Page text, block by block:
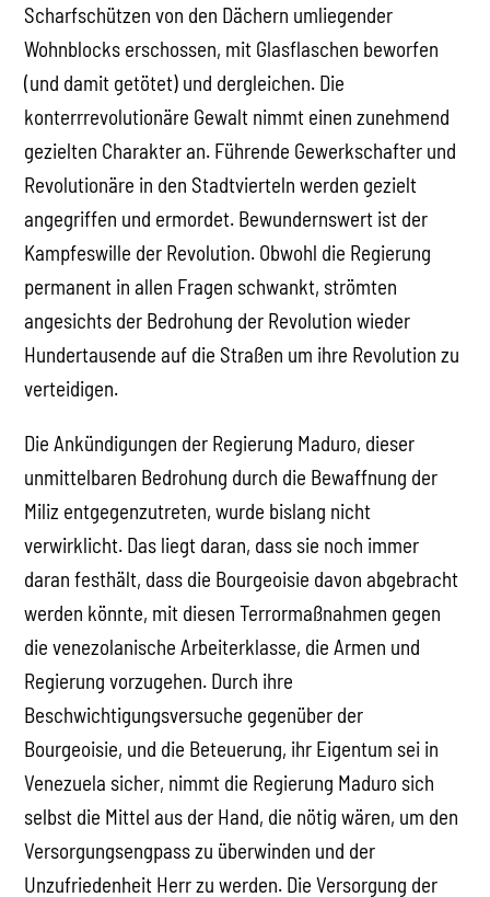
Scharfschützen von den Dächern umliegender
Wohnblocks erschossen, mit Glasflaschen beworfen
(und damit getötet) und dergleichen. Die
konterrrevolutionäre Gewalt nimmt einen zunehmend
gezielten Charakter an. Führende Gewerkschafter und
Revolutionäre in den Stadtvierteln werden gezielt
angegriffen und ermordet. Bewundernswert ist der
Kampfeswille der Revolution. Obwohl die Regierung
permanent in allen Fragen schwankt, strömten
angesichts der Bedrohung der Revolution wieder
Hundertausende auf die Straßen um ihre Revolution zu
verteidigen.
Die Ankündigungen der Regierung Maduro, dieser
unmittelbaren Bedrohung durch die Bewaffnung der
Miliz entgegenzutreten, wurde bislang nicht
verwirklicht. Das liegt daran, dass sie noch immer
daran festhält, dass die Bourgeoisie davon abgebracht
werden könnte, mit diesen Terrormaßnahmen gegen
die venezolanische Arbeiterklasse, die Armen und
Regierung vorzugehen. Durch ihre
Beschwichtigungsversuche gegenüber der
Bourgeoisie, und die Beteuerung, ihr Eigentum sei in
Venezuela sicher, nimmt die Regierung Maduro sich
selbst die Mittel aus der Hand, die nötig wären, um den
Versorgungsengpass zu überwinden und der
Unzufriedenheit Herr zu werden. Die Versorgung der